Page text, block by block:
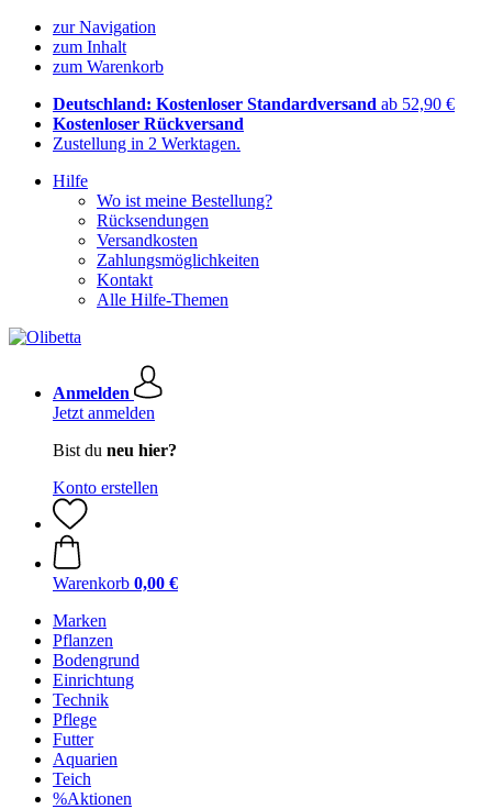
zur Navigation
zum Inhalt
zum Warenkorb
Deutschland: Kostenloser Standardversand ab 52,90 €
Kostenloser Rückversand
Zustellung in 2 Werktagen.
Hilfe
Wo ist meine Bestellung?
Rücksendungen
Versandkosten
Zahlungsmöglichkeiten
Kontakt
Alle Hilfe-Themen
Anmelden
Jetzt anmelden
Bist du neu hier?
Konto erstellen
Warenkorb 0,00 €
Marken
Pflanzen
Bodengrund
Einrichtung
Technik
Pflege
Futter
Aquarien
Teich
%Aktionen